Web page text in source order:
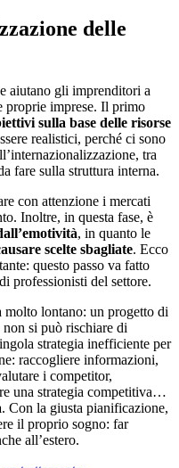
delle
aiutano gli imprenditori a
proprie imprese. Il primo
sulla base delle risorse
realistici, perché ci sono
tra
fare sulla struttura interna.
con attenzione i mercati
Inoltre, in questa fase, è
, in quanto le
scelte sbagliate. Ecco
questo passo va fatto
professionisti del settore.
molto lontano: un progetto di
si può rischiare di
strategia inefficiente per
raccogliere informazioni,
i competitor,
una strategia competitiva…
. Con la giusta pianificazione,
il proprio sogno: far
all’estero.